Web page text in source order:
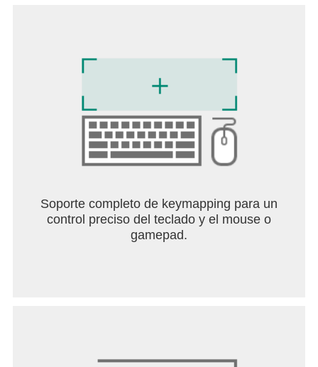
Qué es lo que recibes:
• Juego de lógica fácil de entender
• Horas de juego para disfrutar
• Desafíos diarios. Juega todos los días, completa
los desafíos diarios de un mes determinado y gana
trofeos únicos
• No hay límite de tiempo, así que no tengas prisa y
relájate jugando a estos juegos de matemáticas
• Pistas para ayudarte a alcanzar el objetivo más
Soporte completo de keymapping para un
control preciso del teclado y el mouse o
gamepad.